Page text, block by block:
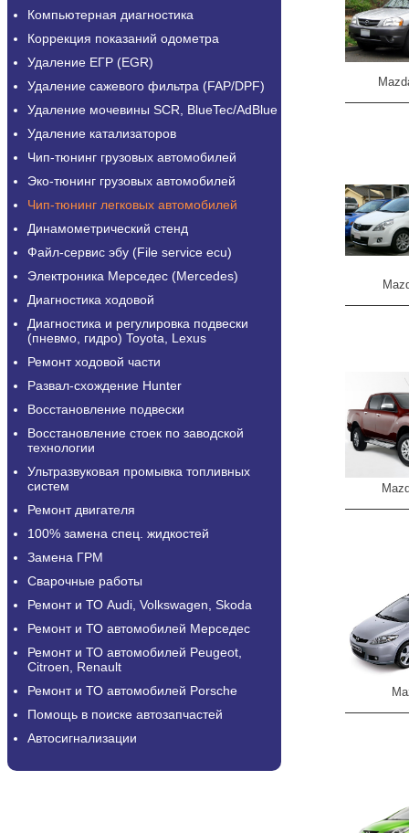
Компьютерная диагностика
Коррекция показаний одометра
Удаление ЕГР (EGR)
Удаление сажевого фильтра (FAP/DPF)
Удаление мочевины SCR, BlueTec/AdBlue
Удаление катализаторов
Чип-тюнинг грузовых автомобилей
Эко-тюнинг грузовых автомобилей
Чип-тюнинг легковых автомобилей
Динамометрический стенд
Файл-сервис эбу (File service ecu)
Электроника Мерседес (Mercedes)
Диагностика ходовой
Диагностика и регулировка подвески
(пневмо, гидро) Toyota, Lexus
Ремонт ходовой части
Развал-схождение Hunter
Восстановление подвески
Восстановление стоек по заводской
технологии
Ультразвуковая промывка топливных
систем
Ремонт двигателя
100% замена спец. жидкостей
Замена ГРМ
Сварочные работы
Ремонт и ТО Audi, Volkswagen, Skoda
Ремонт и ТО автомобилей Мерседес
Ремонт и ТО автомобилей Peugeot,
Citroen, Renault
Ремонт и ТО автомобилей Porsche
Помощь в поиске автозапчастей
Автосигнализации